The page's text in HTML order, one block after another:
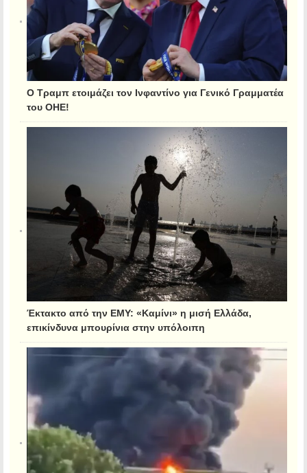
Ο Τραμπ ετοιμάζει τον Ινφαντίνο για Γενικό Γραμματέα
του ΟΗΕ!
Έκτακτο από την ΕΜΥ: «Καμίνι» η μισή Ελλάδα,
επικίνδυνα μπουρίνια στην υπόλοιπη